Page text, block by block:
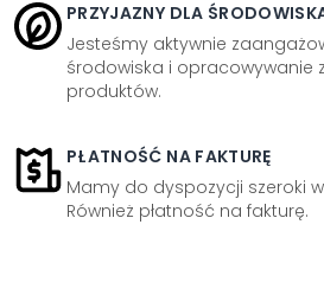
PRZYJAZNY DLA
Jesteśmy aktywnie
środowiska i opracowywanie
produktów.
PŁATNOŚĆ NA FAKTURĘ
Mamy do dyspozycji szeroki
Również płatność na fakturę.